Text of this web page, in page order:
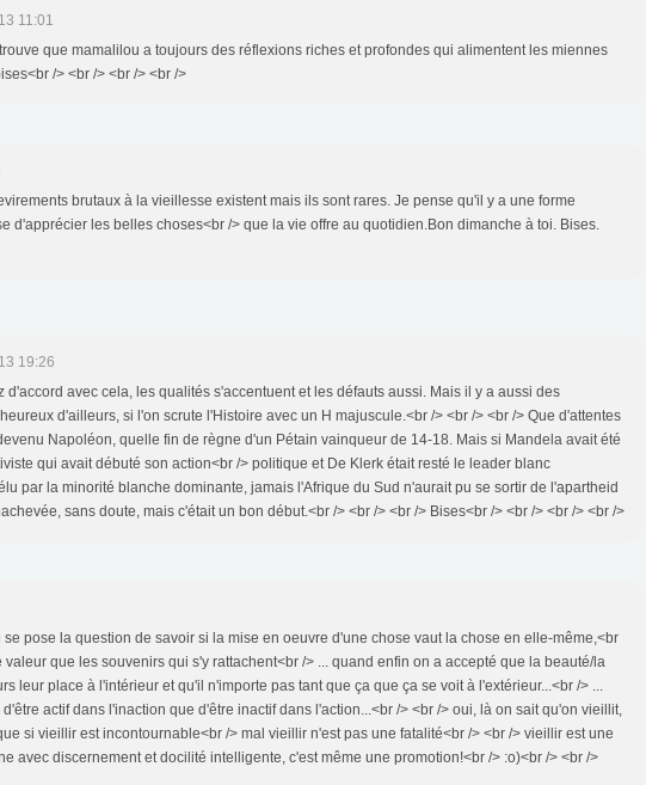
11:01
que mamalilou a toujours des réflexions riches et profondes qui alimentent les miennes
/> <br /> <br /> <br />
brutaux à la vieillesse existent mais ils sont rares. Je pense qu'il y a une forme
d'apprécier les belles choses<br /> que la vie offre au quotidien.Bon dimanche à toi. Bises.
19:26
d'accord avec cela, les qualités s'accentuent et les défauts aussi. Mais il y a aussi des
d'ailleurs, si l'on scrute l'Histoire avec un H majuscule.<br /> <br /> <br /> Que d'attentes
Napoléon, quelle fin de règne d'un Pétain vainqueur de 14-18. Mais si Mandela avait été
qui avait débuté son action<br /> politique et De Klerk était resté le leader blanc
par la minorité blanche dominante, jamais l'Afrique du Sud n'aurait pu se sortir de l'apartheid
sans doute, mais c'était un bon début.<br /> <br /> <br /> Bises<br /> <br /> <br /> <br />
se pose la question de savoir si la mise en oeuvre d'une chose vaut la chose en elle-même,<br
que les souvenirs qui s'y rattachent<br /> ... quand enfin on a accepté que la beauté/la
leur place à l'intérieur et qu'il n'importe pas tant que ça que ça se voit à l'extérieur...<br /> ...
actif dans l'inaction que d'être inactif dans l'action...<br /> <br /> oui, là on sait qu'on vieillit,
si vieillir est incontournable<br /> mal vieillir n'est pas une fatalité<br /> <br /> vieillir est une
avec discernement et docilité intelligente, c'est même une promotion!<br /> :o)<br /> <br />